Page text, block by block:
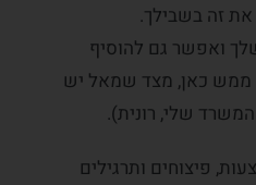
זה בשבילך.
ואפשר גם להוסיף
ממש כאן, מצד שמאל יש
שלי, רונית).
פיצוחים ותרגילים